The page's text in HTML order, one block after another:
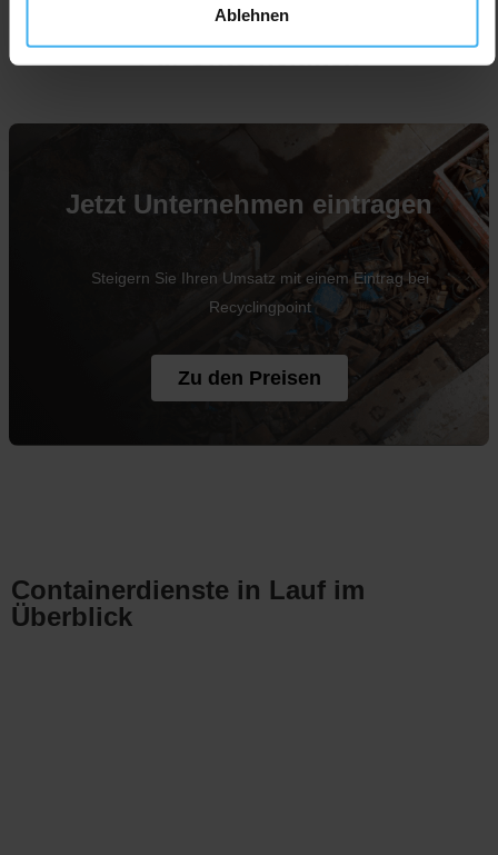
Ablehnen
Für Unternehmen
Jetzt Unternehmen eintragen
Steigern Sie Ihren Umsatz mit einem Eintrag bei
Recyclingpoint
Zu den Preisen
Containerdienste in Lauf im
Überblick